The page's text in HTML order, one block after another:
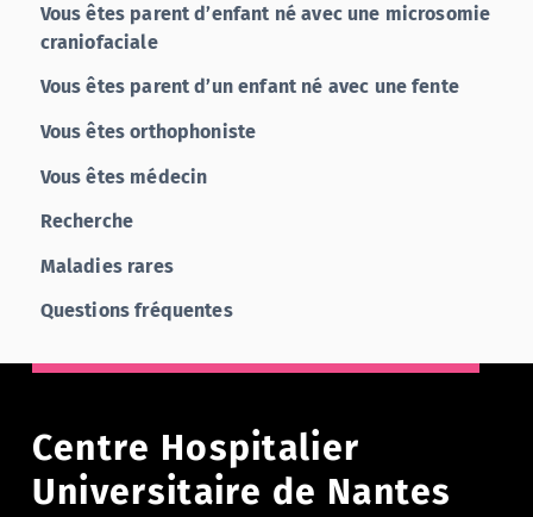
Vous êtes parent d’enfant né avec une microsomie
craniofaciale
Vous êtes parent d’un enfant né avec une fente
Vous êtes orthophoniste
Vous êtes médecin
Recherche
Maladies rares
Questions fréquentes
Centre Hospitalier
Universitaire de Nantes